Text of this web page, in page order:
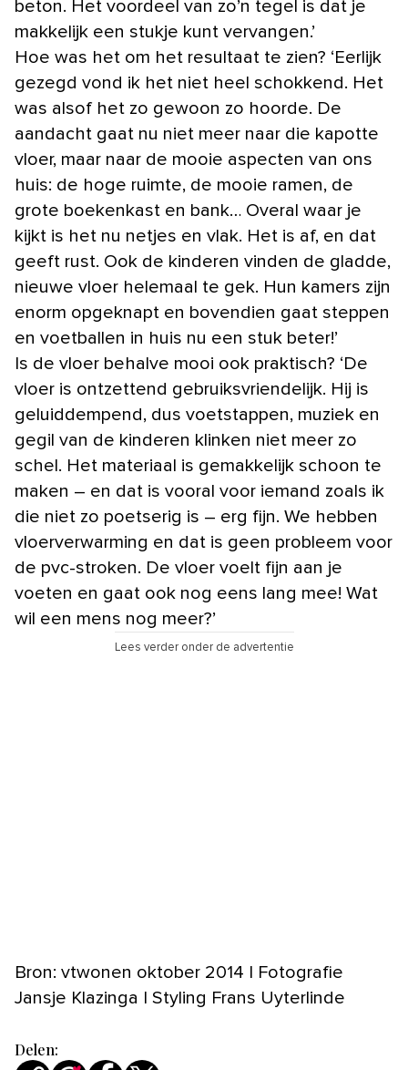
beton. Het voordeel van zo’n tegel is dat je
makkelijk een stukje kunt vervangen.’
Hoe was het om het resultaat te zien? ‘Eerlijk
gezegd vond ik het niet heel schokkend. Het
was alsof het zo gewoon zo hoorde. De
aandacht gaat nu niet meer naar die kapotte
vloer, maar naar de mooie aspecten van ons
huis: de hoge ruimte, de mooie ramen, de
grote boekenkast en bank… Overal waar je
kijkt is het nu netjes en vlak. Het is af, en dat
geeft rust. Ook de kinderen vinden de gladde,
nieuwe vloer helemaal te gek. Hun kamers zijn
enorm opgeknapt en bovendien gaat steppen
en voetballen in huis nu een stuk beter!’
Is de vloer behalve mooi ook praktisch? ‘De
vloer is ontzettend gebruiksvriendelijk. Hij is
geluiddempend, dus voetstappen, muziek en
gegil van de kinderen klinken niet meer zo
schel. Het materiaal is gemakkelijk schoon te
maken – en dat is vooral voor iemand zoals ik
die niet zo poetserig is – erg fijn. We hebben
vloerverwarming en dat is geen probleem voor
de pvc-stroken. De vloer voelt fijn aan je
voeten en gaat ook nog eens lang mee! Wat
wil een mens nog meer?’
Lees verder onder de advertentie
Bron: vtwonen oktober 2014 | Fotografie
Jansje Klazinga | Styling Frans Uyterlinde
Delen: